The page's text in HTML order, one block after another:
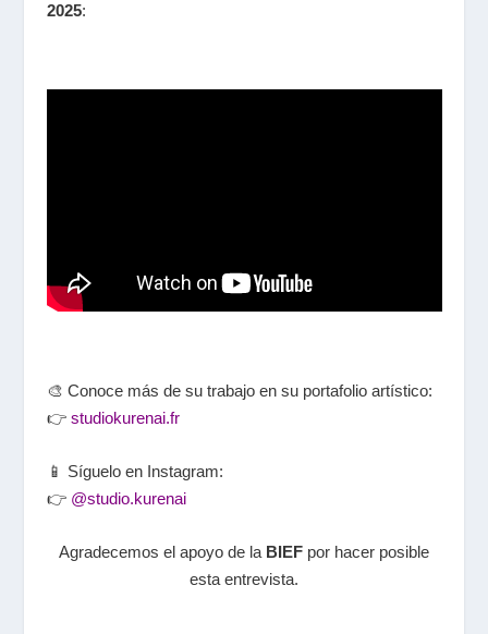
2025:
🎨 Conoce más de su trabajo en su portafolio artístico:
👉 studiokurenai.fr
📱 Síguelo en Instagram:
👉 @studio.kurenai
Agradecemos el apoyo de la BIEFpor hacer posible
esta entrevista.